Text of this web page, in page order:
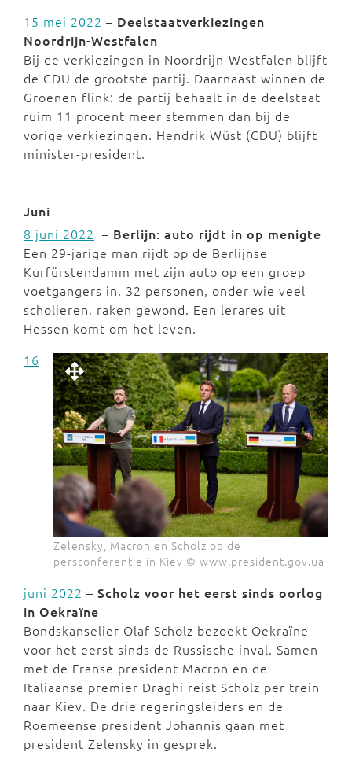
15 mei 2022 – Deelstaatverkiezingen
Noordrijn-Westfalen
Bij de verkiezingen in Noordrijn-Westfalen blijft
de CDU de grootste partij. Daarnaast winnen de
Groenen flink: de partij behaalt in de deelstaat
ruim 11 procent meer stemmen dan bij de
vorige verkiezingen. Hendrik Wüst (CDU) blijft
minister-president.
Juni
8 juni 2022 – Berlijn: auto rijdt in op menigte
Een 29-jarige man rijdt op de Berlijnse
Kurfürstendamm met zijn auto op een groep
voetgangers in. 32 personen, onder wie veel
scholieren, raken gewond. Een lerares uit
Hessen komt om het leven.
Zelensky, Macron en Scholz op de
persconferentie in Kiev © www.president.gov.ua
16
juni 2022 – Scholz voor het eerst sinds oorlog
in Oekraïne
Bondskanselier Olaf Scholz bezoekt Oekraïne
voor het eerst sinds de Russische inval. Samen
met de Franse president Macron en de
Italiaanse premier Draghi reist Scholz per trein
naar Kiev. De drie regeringsleiders en de
Roemeense president Johannis gaan met
president Zelensky in gesprek.